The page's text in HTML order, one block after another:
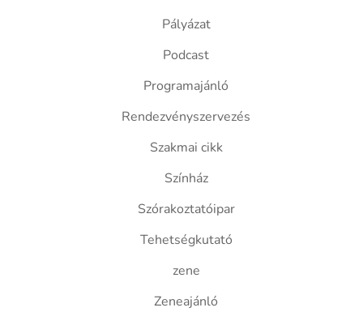
Pályázat
Podcast
Programajánló
Rendezvényszervezés
Szakmai cikk
Színház
Szórakoztatóipar
Tehetségkutató
zene
Zeneajánló